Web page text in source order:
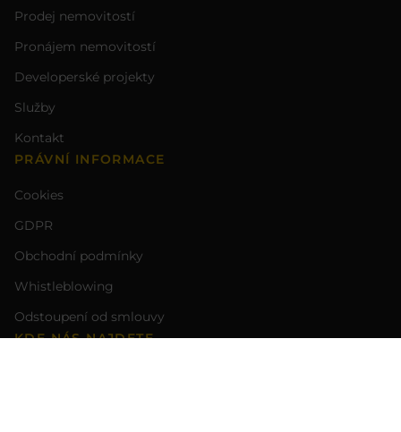
Prodej nemovitostí
Pronájem nemovitostí
Developerské projekty
Služby
Kontakt
PRÁVNÍ INFORMACE
Cookies
GDPR
Obchodní podmínky
Whistleblowing
Odstoupení od smlouvy
KDE NÁS NAJDETE